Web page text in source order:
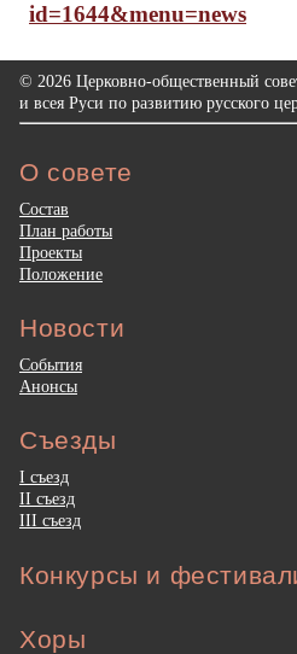
id=1644&menu=news
© 2026 Церковно-общественный
и всея Руси по развитию русского
О совете
Состав
План работы
Проекты
Положение
Новости
События
Анонсы
Съезды
I съезд
II съезд
III съезд
Конкурсы и
Хоры